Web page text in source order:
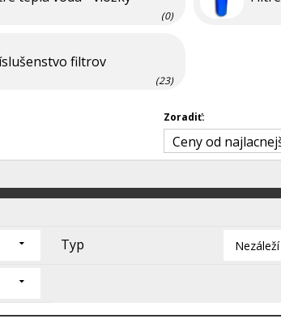
(0)
filtrov
(23)
Zoradiť:
Ceny od
Typ Nezáleží